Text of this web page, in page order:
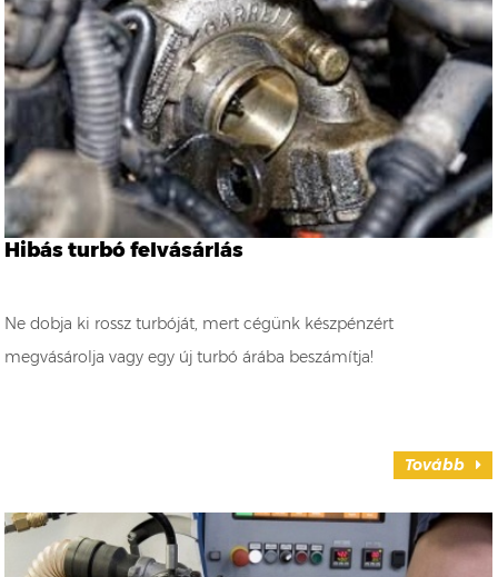
Hibás turbó felvásárlás
Ne dobja ki rossz turbóját, mert cégünk készpénzért
megvásárolja vagy egy új turbó árába beszámítja!
Tovább